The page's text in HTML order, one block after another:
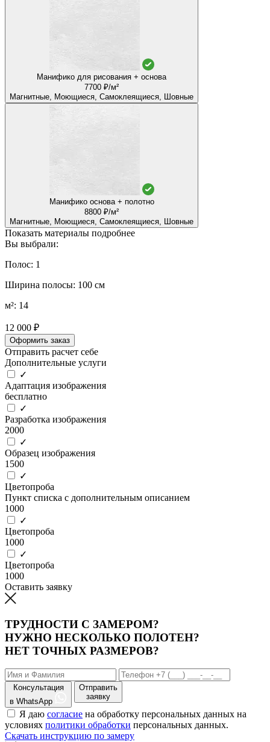
Манифико для рисования + основа
7700 ₽/м²
Магнитные, Моющиеся, Самоклеящиеся, Шовные
Манифико основа + полотно
8800 ₽/м²
Магнитные, Моющиеся, Самоклеящиеся, Шовные
Показать материалы подробнее
Вы выбрали:
Полос: 1
Ширина полосы: 100 см
м²: 14
12 000 ₽
Оформить заказ
Отправить расчет себе
Дополнительные услуги
✓
Адаптация изображения
бесплатно
✓
Разработка изображения
2000
✓
Образец изображения
1500
✓
Цветопроба
Пункт списка с дополнительным описанием
1000
✓
Цветопроба
1000
✓
Цветопроба
1000
Оставить заявку
ТРУДНОСТИ С ЗАМЕРОМ?
НУЖНО НЕСКОЛЬКО ПОЛОТЕН?
НЕТ ТОЧНЫХ РАЗМЕРОВ?
Консультация
в WhatsApp
Отправить
заявку
Я даю согласие на обработку персональных данных на
условиях политики обработки персональных данных.
Скачать инструкцию по замеру